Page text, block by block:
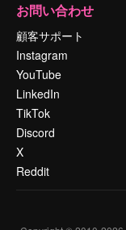
お問い合わせ
顧客サポート
Instagram
YouTube
LinkedIn
TikTok
Discord
X
Reddit